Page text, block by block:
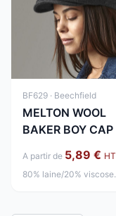
BF629 · Beechfield
MELTON WOOL
BAKER BOY CAP
A partir de 5,89 € HT
80% laine/20% viscose.